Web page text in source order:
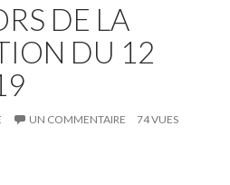
DE LA
DU 12
UN COMMENTAIRE 74 VUES